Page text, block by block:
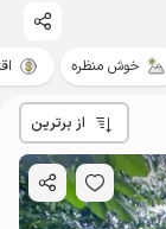
خوش منظره
از برترین